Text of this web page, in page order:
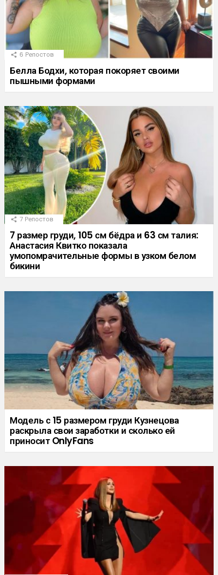
6 Репостов
Белла Бодхи, которая покоряет своими
пышными формами
7 Репостов
7 размер груди, 105 см бёдра и 63 см талия:
Анастасия Квитко показала
умопомрачительные формы в узком белом
бикини
Модель с 15 размером груди Кузнецова
раскрыла свои заработки и сколько ей
приносит OnlyFans